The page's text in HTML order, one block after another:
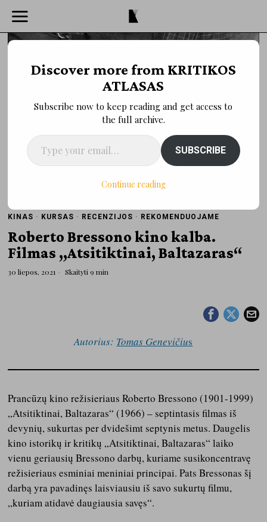
KINAS · KURSAS · RECENZIJOS · REKOMENDUOJAME
Roberto Bressono kino kalba.
Filmas „Atsitiktinai, Baltazaras“
30 liepos, 2021 Skaityti 9 min
Autorius: Tomas Genevičius
Prancūzų kino režisieriaus Roberto Bressono (1901-1999)
„Atsitiktinai, Baltazaras“ (1966) – septintasis filmas iš
devynių, sukurtas per dvidešimt septynis metus. Daugelis
kino istorikų ir kritikų „Atsitiktinai, Baltazaras“ laiko
vienu geriausių Bressono darbų, kuriame susikoncentravę
režisieriaus esminiai meniniai principai. Pats Bressonas šį
darbą yra pavadinęs laisviausiu iš savo sukurtų filmu,
„kuriam atidavė daugiausia savęs“.
Discover more from KRITIKOS
ATLASAS
Subscribe now to keep reading and get access to
the full archive.
Type your email…
SUBSCRIBE
Continue reading